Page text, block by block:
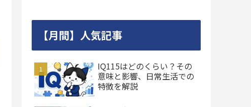
【月間】人気記事
IQ115はどのくらい？その
意味と影響、日常生活での
特徴を解説